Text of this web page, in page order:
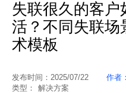
失联很久的客户
活？不同失联场
术模板
发布时间： 2025/07/22 作者：
类型：
解决方案